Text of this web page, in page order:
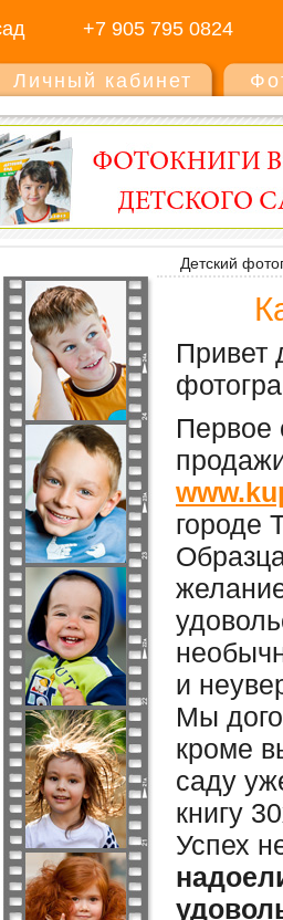
+7 905 795 0824
Личный кабинет
Детский
Привет
Первое
городе
и
Мы
кроме
саду
книгу
Успех